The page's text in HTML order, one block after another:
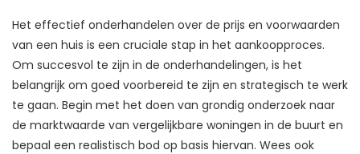
Het effectief onderhandelen over de prijs en voorwaarden
van een huis is een cruciale stap in het aankoopproces.
Om succesvol te zijn in de onderhandelingen, is het
belangrijk om goed voorbereid te zijn en strategisch te werk
te gaan. Begin met het doen van grondig onderzoek naar
de marktwaarde van vergelijkbare woningen in de buurt en
bepaal een realistisch bod op basis hiervan. Wees ook